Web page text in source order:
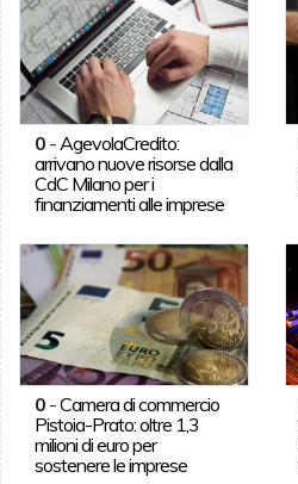
0- AgevolaCredito:
arrivano nuove risorse dalla
CdC Milano per i
finanziamenti alle imprese
0-Camera di commercio
Pistoia-Prato: oltre 1,3
milioni di euro per
sostenere le imprese